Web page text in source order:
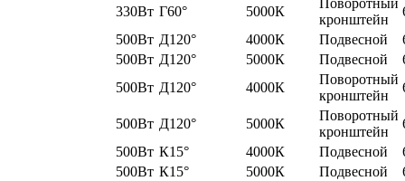
330Вт Г60° 5000К
Поворотный
кронштейн
500Вт Д120° 4000К Подвесной
500Вт Д120° 5000К Подвесной
500Вт Д120° 4000К
Поворотный
кронштейн
500Вт Д120° 5000К
Поворотный
кронштейн
500Вт К15° 4000К Подвесной
500Вт К15° 5000К Подвесной